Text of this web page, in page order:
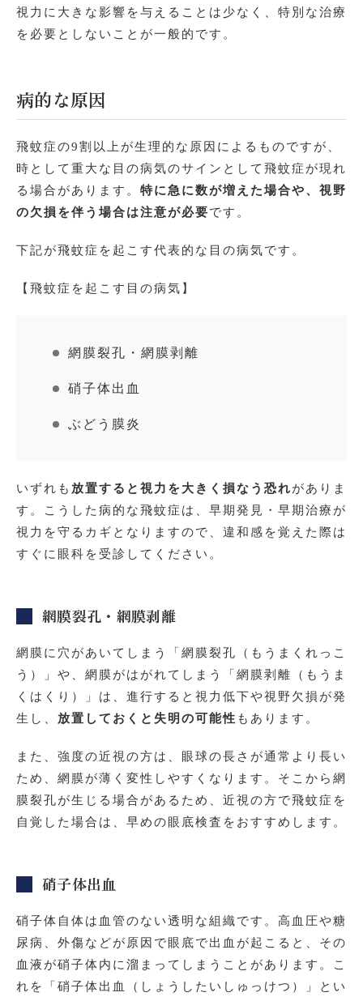
視力に大きな影響を与えることは少なく、特別な治療
を必要としないことが一般的です。
病的な原因
飛蚊症の9割以上が生理的な原因によるものですが、
時として重大な目の病気のサインとして飛蚊症が現れ
る場合があります。 特に急に数が増えた場合や、視野
の欠損を伴う場合は注意が必要です。
下記が飛蚊症を起こす代表的な目の病気です。
【飛蚊症を起こす目の病気】
網膜裂孔・網膜剥離
硝子体出血
ぶどう膜炎
いずれも 放置すると視力を大きく損なう恐れがありま
す。こうした病的な飛蚊症は、早期発見・早期治療が
視力を守るカギとなりますので、違和感を覚えた際は
すぐに眼科を受診してください。
網膜裂孔・網膜剥離
網膜に穴があいてしまう「網膜裂孔（もうまくれっこ
う）」や、網膜がはがれてしまう「網膜剥離（もうま
くはくり）」は、進行すると視力低下や視野欠損が発
生し、 放置しておくと失明の可能性 もあります。
また、強度の近視の方は、眼球の長さが通常より長い
ため、網膜が薄く変性しやすくなります。そこから網
膜裂孔が生じる場合があるため、近視の方で飛蚊症を
自覚した場合は、早めの眼底検査をおすすめします。
硝子体出血
硝子体自体は血管のない透明な組織です。高血圧や糖
尿病、外傷などが原因で眼底で出血が起こると、その
血液が硝子体内に溜まってしまうことがあります。こ
れを「硝子体出血（しょうしたいしゅっけつ）」とい